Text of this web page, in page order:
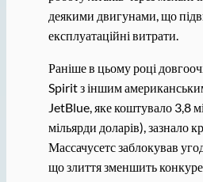
деякими двигунами, що
експлуатаційні витрати.
Раніше в цьому році
Spirit з іншим
JetBlue, яке коштувало 3,8
мільярди доларів), зазнало
Массачусетс заблокував
що злиття зменшить